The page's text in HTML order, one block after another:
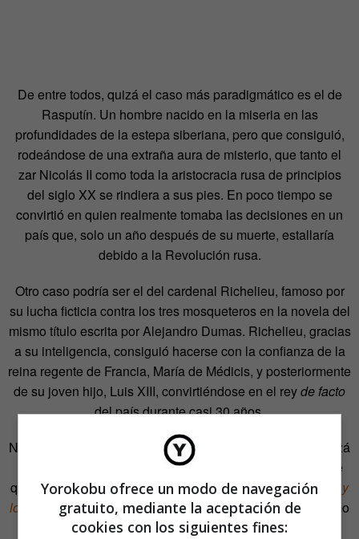
De entre todos, quizá el caso más paradigmático es el de
Rasputín. Un hombre nacido en la miseria en las
profundidades de la estepa siberiana, pero que consiguió,
rodeándose de una extraña aura de misterio, que tanto el
zar Nicolás II como toda la aristocracia rusa de principios
del siglo XX se rindiera a sus pies. En poco tiempo se
convirtió en quien realmente tomaba las decisiones en un
país que, solo un año después de su muerte, estallaría
debido a la Revolución rusa.
Otro caso podría ser el del cardenal Richelieu, famoso por
su lucha ficticia contra los tres mosqueteros en la novela del
mismo título escrita por Alejandro Dumas. Richelieu, gracias
a su inteligencia, consiguió hacerse con la confianza de la
reina regente de Francia, María de Médicis, y posteriormente
de su joven hijo, Luis XIII, convirtiéndose en el reyde facto
del país durante casi 30 años.
No obstante, a pesar de que se hizo con un poder que quizá
no le pertenecía según las leyes de la época y a pesar de
que en la ficción (especialmente en el cine y enD’Artacan y
los tres mosqueperros) siempre se le ha representado como
un malo de opereta, Richelieu, aunque autoritario, fue
Yorokobu ofrece un modo de navegación
gratuito, mediante la aceptación de
cookies con los siguientes fines: